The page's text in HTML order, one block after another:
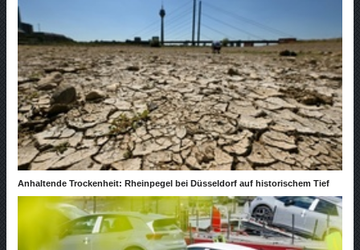
Anhaltende Trockenheit: Rheinpegel bei Düsseldorf auf historischem Tief